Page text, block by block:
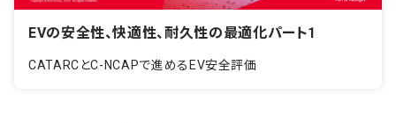
EVの安全性、快適性、耐久性の最適化パート1
CATARCとC-NCAPで進めるEV安全評価